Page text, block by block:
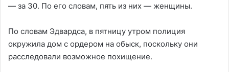
— за 30. По его словам, пять из них — женщины.
По словам Эдвардса, в пятницу утром полиция
окружила дом с ордером на обыск, поскольку они
расследовали возможное похищение.